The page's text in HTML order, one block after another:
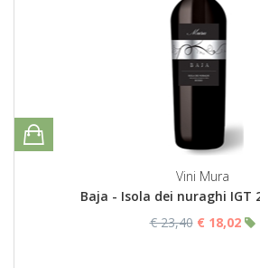
Vini Mura
Baja - Isola dei nuraghi IGT
€ 23,40 € 18,02